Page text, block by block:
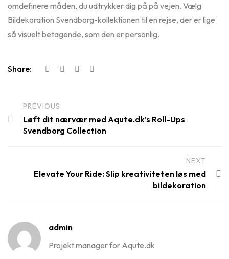
omdefinere måden, du udtrykker dig på på vejen. Vælg
Bildekoration Svendborg-kollektionen til en rejse, der er lige
så visuelt betagende, som den er personlig.
Share:
PREVIOUS
Løft dit nærvær med Aqute.dk’s Roll-Ups
Svendborg Collection
NEXT
Elevate Your Ride: Slip kreativiteten løs med
bildekoration
admin
Projekt manager for Aqute.dk